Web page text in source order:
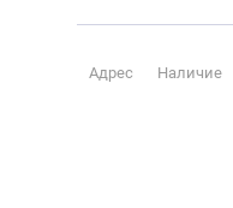
Адрес Наличие